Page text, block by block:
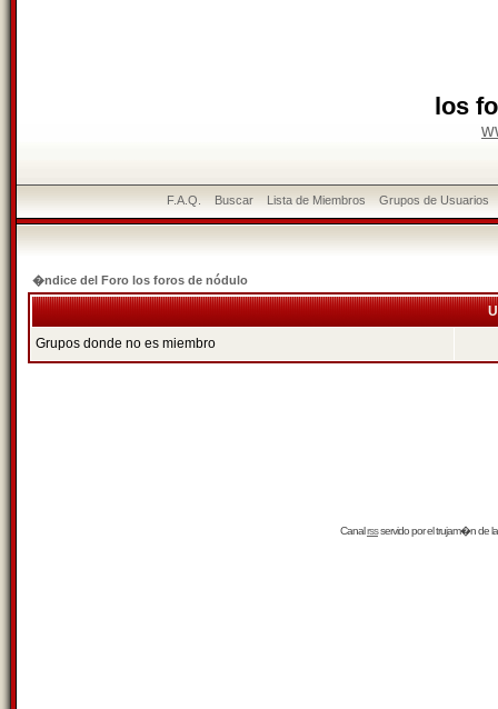
los
F.A.Q. Buscar Lista de Miembros Grupos de Usuarios
�ndice del Foro los foros de nódulo
Grupos donde no es miembro
Canalrssservido por eltrujam�nde